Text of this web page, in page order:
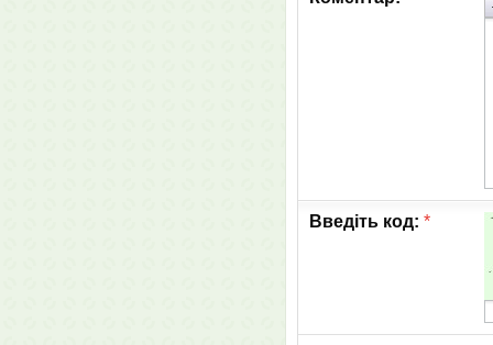
Введіть код: *